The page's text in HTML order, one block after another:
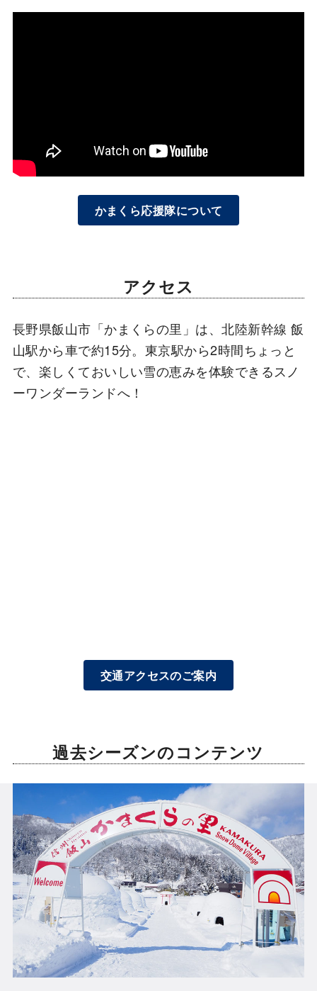
かまくら応援隊について
アクセス
長野県飯山市「かまくらの里」は、北陸新幹線 飯
山駅から車で約15分。東京駅から2時間ちょっと
で、楽しくておいしい雪の恵みを体験できるスノ
ーワンダーランドへ！
交通アクセスのご案内
過去シーズンのコンテンツ